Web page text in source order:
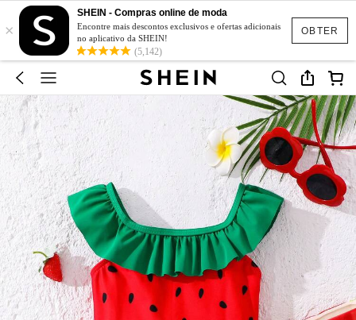
OBTER
×
SHEIN - Compras online de moda
Encontre mais descontos exclusivos e ofertas adicionais
no aplicativo da SHEIN!
(5,142)